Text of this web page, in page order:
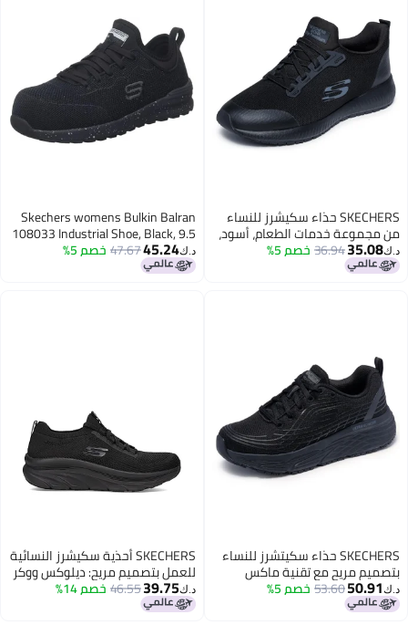
SKECHERS حذاء سكيشرز للنساء
من مجموعة خدمات الطعام، أسود،
6
د.ك‏35.08
36.94خصم 5%
Skechers womens Bulkin Balran
108033 Industrial Shoe, Black, 9.5
US
د.ك‏45.24
47.67خصم 5%
SKECHERS حذاء سكيتشرز للنساء
بتصميم مريح مع تقنية ماكس
كوشنينغ وسطح خارجي مقاوم
للانزلاق، أسود، 6
د.ك‏50.91
53.60خصم 5%
SKECHERS أحذية سكيشرز النسائية
للعمل بتصميم مريح: ديلوكس ووكر
SR - أحذية أوزيما السليبس، سوداء،
8.5
د.ك‏39.75
46.55خصم 14%